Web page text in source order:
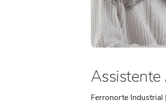
Ferronorte Industrial